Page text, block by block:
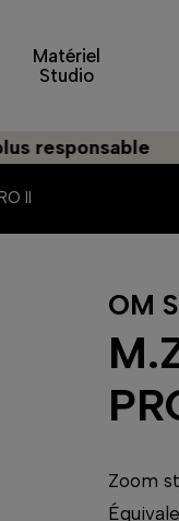
Matériel
Studio
II
OM
Zoom